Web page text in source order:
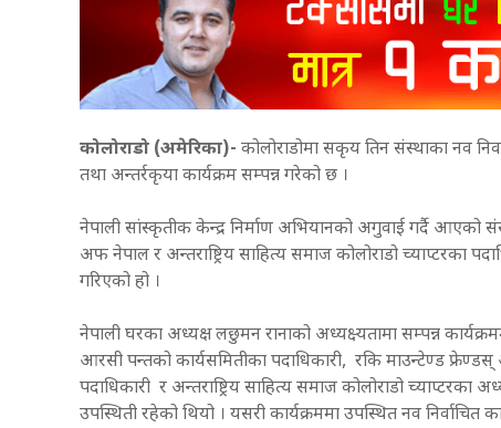
कोलोराडो (अमेरिका)- कोलोराडोमा सकृय तिन संस्थाका नव
तथा अन्तर्रकृया कार्यक्रम सम्पन्न गरेको छ ।
नेपाली सांस्कृतीक केन्द्र निर्माण अभियानको अगुवाई गर्दै आएको
अफ नेपाल र अन्तराष्ट्रिय साहित्य समाज कोलोराडो च्याप्टरका
गरिएको हो ।
नेपाली घरका अध्यक्ष लछुमन रानाको अध्यक्ष्यतामा सम्पन्न
आरसी पन्तको कार्यसमितीका पदाधिकारी, रकि माउन्टेण्ड
पदाधिकारी र अन्तराष्ट्रिय साहित्य समाज कोलोराडो च्याप्टरका
उपस्थिती रहेको थियो । यसरी कार्यक्रममा उपस्थित नव